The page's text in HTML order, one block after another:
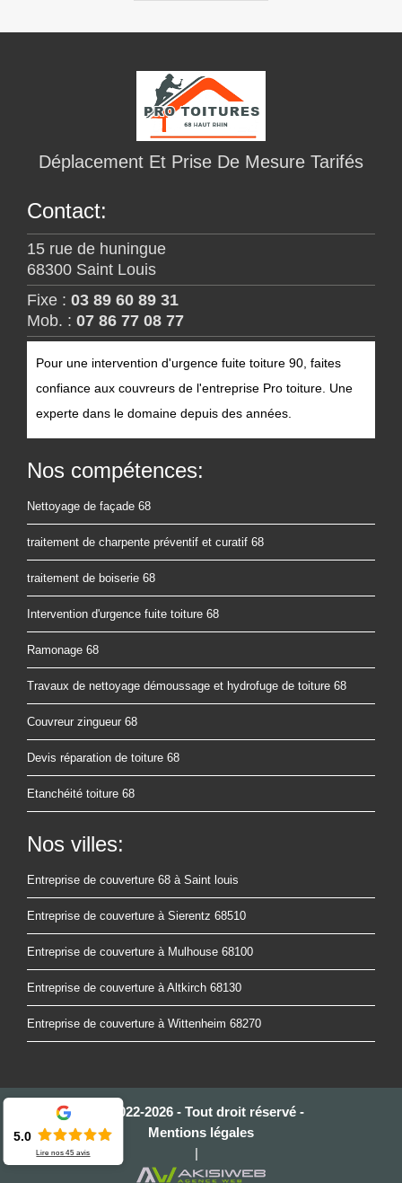
Déplacement Et Prise De Mesure Tarifés
Contact:
15 rue de huningue
68300 Saint Louis
Fixe : 03 89 60 89 31
Mob. : 07 86 77 08 77
Pour une intervention d'urgence fuite toiture 90 , faites
confiance aux couvreurs de l'entreprise Pro toiture. Une
experte dans le domaine depuis des années.
Nos compétences:
Nettoyage de façade 68
traitement de charpente préventif et curatif 68
traitement de boiserie 68
Intervention d'urgence fuite toiture 68
Ramonage 68
Travaux de nettoyage démoussage et hydrofuge de toiture 68
Couvreur zingueur 68
Devis réparation de toiture 68
Etanchéité toiture 68
Nos villes:
Entreprise de couverture 68 à Saint louis
Entreprise de couverture à Sierentz 68510
Entreprise de couverture à Mulhouse 68100
Entreprise de couverture à Altkirch 68130
Entreprise de couverture à Wittenheim 68270
© 2022-2026 - Tout droit réservé -
Mentions légales
|
5.0
Lire nos45 avis